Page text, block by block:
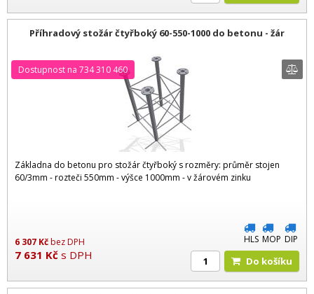
Příhradový stožár čtyřboký 60-550-1000 do betonu - žár
Základna do betonu pro stožár čtyřboký s rozměry: průměr stojen
60/3mm - rozteči 550mm - výšce 1000mm - v žárovém zinku
6 307 Kčbez DPH
7 631 Kč s DPH
Dostupnost na 734 310 460
HLS MOP DIP
Do košíku